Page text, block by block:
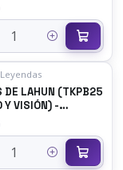
DE LAHUN (TKPB25
Y VISIÓN) -
MITOS Y